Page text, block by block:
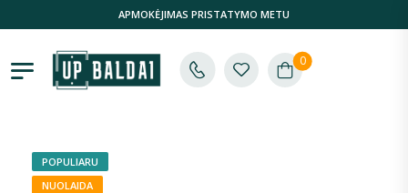
APMOKĖJIMAS PRISTATYMO METU
0
POPULIARU
NUOLAIDA